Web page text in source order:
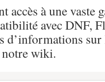
accès à une vaste
avec DNF,
d’informations
wiki.